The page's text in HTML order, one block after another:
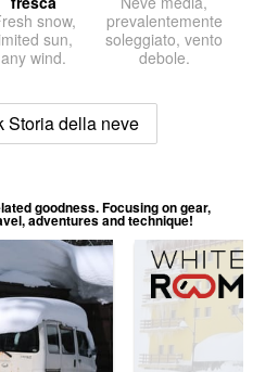
snow,
sun,
any wind.
prevalentemente
soleggiato, vento
debole.
Storia della neve